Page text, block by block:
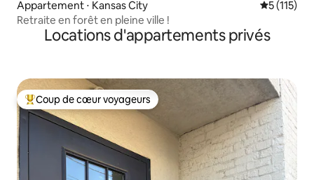
Appartement ⋅ Kansas City Évaluation
5 (115)
Retraite en forêt en pleine ville !
Locations d'appartements privés
Coups de cœur voyageurs les plus appréciés
Coup de cœur voyageurs